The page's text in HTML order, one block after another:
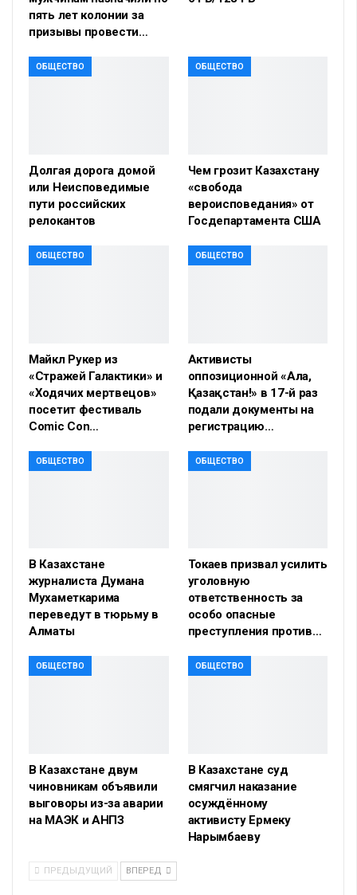
пять лет колонии за
призывы провести…
ОБЩЕСТВО
Долгая дорога домой
или Неисповедимые
пути российских
релокантов
ОБЩЕСТВО
Чем грозит Казахстану
«свобода
вероисповедания» от
Госдепартамента США
ОБЩЕСТВО
Майкл Рукер из
«Стражей Галактики» и
«Ходячих мертвецов»
посетит фестиваль
Comic Con…
ОБЩЕСТВО
Активисты
оппозиционной «Алға,
Қазақстан!» в 17-й раз
подали документы на
регистрацию…
ОБЩЕСТВО
В Казахстане
журналиста Думана
Мухаметкарима
переведут в тюрьму в
Алматы
ОБЩЕСТВО
Токаев призвал усилить
уголовную
ответственность за
особо опасные
преступления против…
ОБЩЕСТВО
В Казахстане двум
чиновникам объявили
выговоры из-за аварии
на МАЭК и АНПЗ
ОБЩЕСТВО
В Казахстане суд
смягчил наказание
осуждённому
активисту Ермеку
Нарымбаеву
ПРЕДЫДУЩИЙ ВПЕРЕД